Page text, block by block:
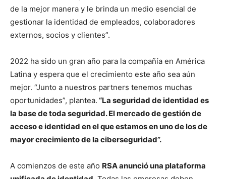
de la mejor manera y le brinda un medio esencial de
gestionar la identidad de empleados, colaboradores
externos, socios y clientes”.
2022 ha sido un gran año para la compañía en América
Latina y espera que el crecimiento este año sea aún
mejor. “Junto a nuestros partners tenemos muchas
oportunidades”, plantea. “La seguridad de identidad es
la base de toda seguridad. El mercado de gestión de
acceso e identidad en el que estamos en uno de los de
mayor crecimiento de la ciberseguridad”.
A comienzos de este año RSA anunció una plataforma